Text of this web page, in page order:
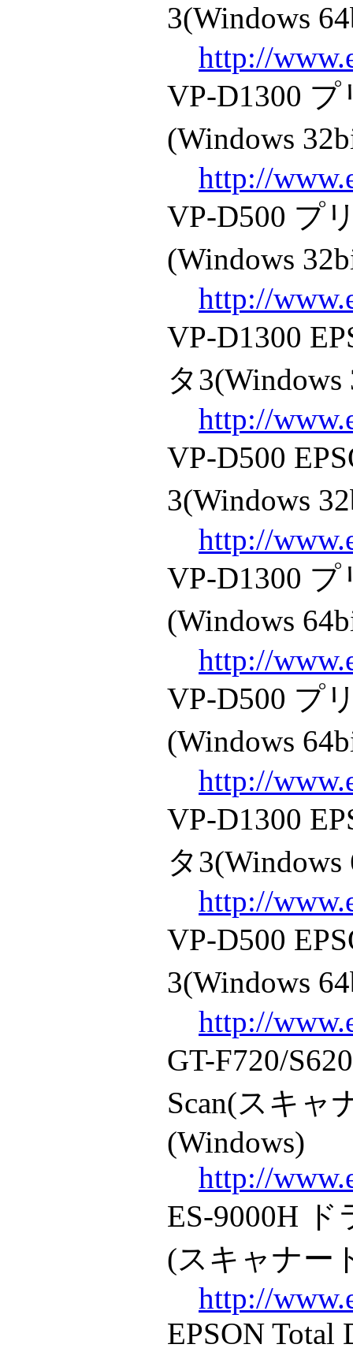
3(Windows
http://
VP-D1300
(Windows
http://
VP-D500 プ
(Windows
http://
VP-D1300
タ
http://
VP-D500
3(Windows
http://
VP-D1300
(Windows
http://
VP-D500 プ
(Windows
http://
VP-D1300
タ
http://
VP-D500
3(Windows
http://
GT-F720/
Scan(スキャ
(Windows)
http://
ES-9000H ド
(スキャナー
http://
EPSON Total